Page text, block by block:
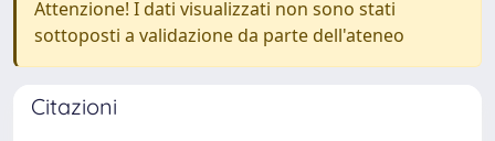
Attenzione! I dati visualizzati non sono stati
sottoposti a validazione da parte dell'ateneo
Citazioni